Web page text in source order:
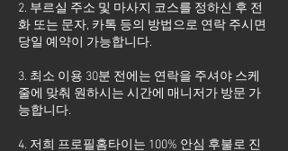
2. 부르실 주소 및 마사지 코스를 정하신 후 전
화 또는 문자, 카톡 등의 방법으로 연락 주시면
당일 예약이 가능합니다.
3. 최소 이용 30분 전에는 연락을 주셔야 스케
줄에 맞춰 원하시는 시간에 매니저가 방문 가
능합니다.
4. 저희 프로필홈타이는 100% 안심 후불로 진